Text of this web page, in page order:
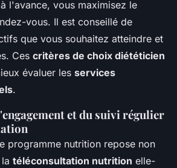
l'avance, vous maximisez le
vous. Il est conseillé de
que vous souhaitez atteindre et
Ces critères de choix diététicien
évaluer les services
.
et du suivi régulier
programme nutrition repose non
téléconsultation nutrition elle-